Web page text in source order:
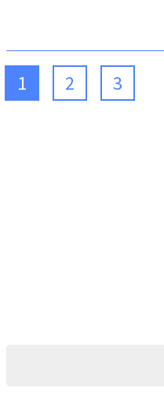
1 2 3